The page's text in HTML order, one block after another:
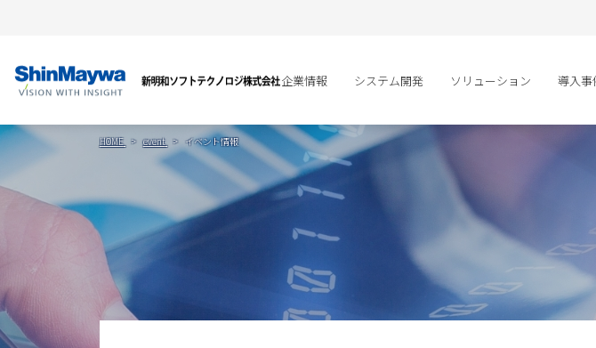
企業情報 システム開発 ソリューション 導入事
HOME event イベント情報